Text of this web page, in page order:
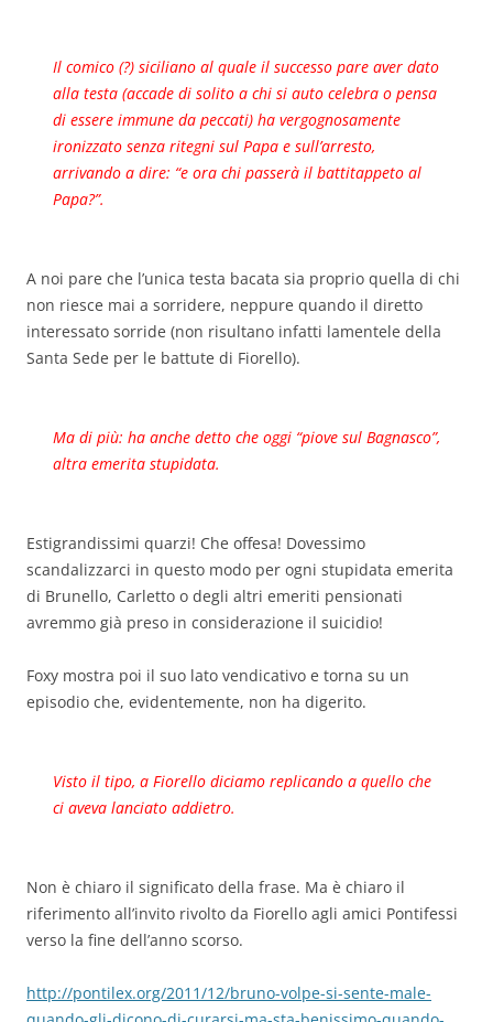
Il comico (?) siciliano al quale il successo pare aver dato
alla testa (accade di solito a chi si auto celebra o pensa
di essere immune da peccati) ha vergognosamente
ironizzato senza ritegni sul Papa e sull’arresto,
arrivando a dire: “e ora chi passerà il battitappeto al
Papa?”.
A noi pare che l’unica testa bacata sia proprio quella di chi
non riesce mai a sorridere, neppure quando il diretto
interessato sorride (non risultano infatti lamentele della
Santa Sede per le battute di Fiorello).
Ma di più: ha anche detto che oggi “piove sul Bagnasco”,
altra emerita stupidata.
Estigrandissimi quarzi! Che offesa! Dovessimo
scandalizzarci in questo modo per ogni stupidata emerita
di Brunello, Carletto o degli altri emeriti pensionati
avremmo già preso in considerazione il suicidio!
Foxy mostra poi il suo lato vendicativo e torna su un
episodio che, evidentemente, non ha digerito.
Visto il tipo, a Fiorello diciamo replicando a quello che
ci aveva lanciato addietro.
Non è chiaro il significato della frase. Ma è chiaro il
riferimento all’invito rivolto da Fiorello agli amici Pontifessi
verso la fine dell’anno scorso.
http://pontilex.org/2011/12/bruno-volpe-si-sente-male-